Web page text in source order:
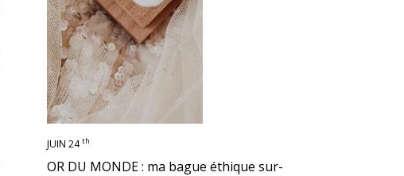
JUIN 24 th
OR DU MONDE : ma bague éthique sur-